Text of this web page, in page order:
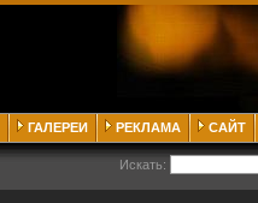
ГАЛЕРЕИ РЕКЛАМА САЙТ
Искать: